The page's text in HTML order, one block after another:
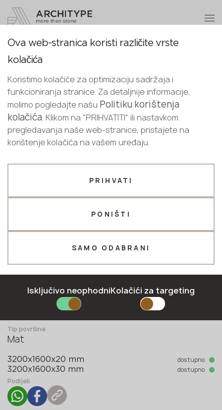
English
Croatian
+48 22 602 20 22
Postanite partner
8100 Mulen
Avant Quartz
Tip površine
Mat
3200x1600x20 mm dostupno
3200x1600x30 mm
dostupno
Podijeli
Postanite
partner
Pošaljite svoje podatke ili nas
kontaktirajte telefonom
+48 22 602 20 22
Proizvođač
Ime *
E-mail *
Hvala!
naši menadžeri će vas kontaktirati u
najkraćem roku
Ova web-stranica koristi različite vrste
kolačića
Koristimo kolačiće za optimizaciju sadržaja i
funkcioniranja stranice. Za detaljnije informacije,
molimo pogledajte našu Politiku korištenja
kolačića. Klikom na "PRIHVATITI" ili nastavkom
pregledavanja naše web-stranice, pristajete na
korištenje kolačića na vašem uređaju.
SAMO ODABRANI
PONIŠTI
PRIHVATI
Isključivo neophodniKolačići za targeting